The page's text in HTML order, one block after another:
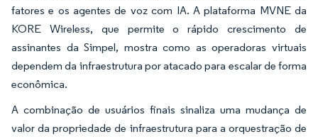
fatores e os agentes de voz com IA. A plataforma MVNE da
KORE Wireless, que permite o rápido crescimento de
assinantes da Simpel, mostra como as operadoras virtuais
dependem da infraestrutura por atacado para escalar de forma
econômica.
A combinação de usuários finais sinaliza uma mudança de
valor da propriedade de infraestrutura para a orquestração de